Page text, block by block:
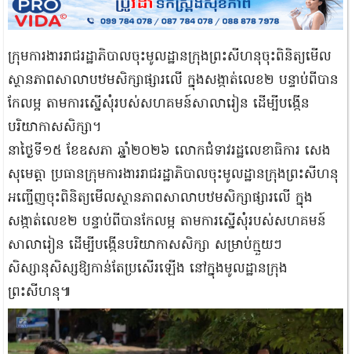
ក្រុមការងាររាជរដ្ឋាភិបាលចុះមូលដ្ឋានក្រុងព្រះសីហនុ​ចុះពិនិត្យមេីល
ស្ថានភាពសាលាបឋមសិក្សាផ្សារលេី ក្នុងសង្កាត់លេខ២​ បន្ទាប់ពីបាន
កែលម្អ​ តាមការស្នើសុំរបស់សហគមន៍សាលារៀន ដើម្បីបង្កើន
បរិយាកាសសិក្សា​។
នាថ្ងៃ​ទី១៥ ខែឧសភា ឆ្នាំ២០២៦ លោកជំទាវរដ្ឋលេខាធិការ​ សេង​
សុមេត្តា​ ប្រធានក្រុមការងាររាជរដ្ឋាភិបាលចុះមូលដ្ឋានក្រុងព្រះសីហនុ​
អញ្ចើញចុះពិនិត្យមេីលស្ថានភាពសាលាបឋមសិក្សាផ្សារលេី ក្នុង
សង្កាត់លេខ២​ បន្ទាប់ពីបានកែលម្អ​ តាមការស្នើសុំរបស់សហគមន៍
សាលារៀន ដើម្បីបង្កើនបរិយាកាសសិក្សា​ សម្រាប់ក្មួយៗ
សិស្សានុសិស្ស​ឱ្យកាន់តែប្រសើរឡើង នៅក្នុងមូលដ្ឋានក្រុង
ព្រះសីហនុ៕